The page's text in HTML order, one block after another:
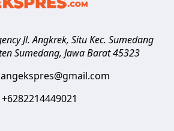
Jl. Angkrek, Situ Kec. Sumedang
Sumedang, Jawa Barat 45323
+6282214449021